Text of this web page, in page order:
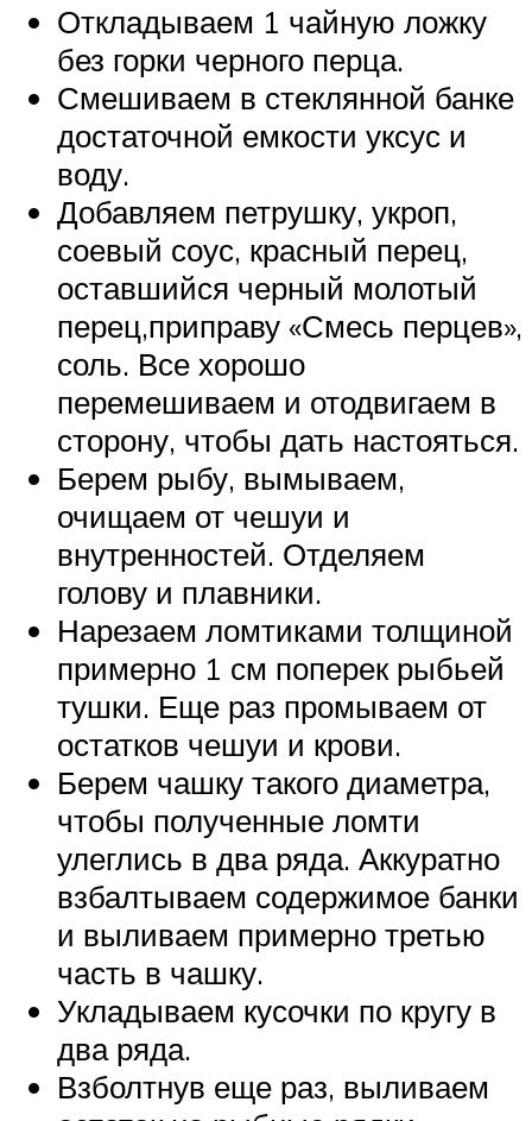
Откладываем 1 чайную ложку
без горки черного перца.
Смешиваем в стеклянной банке
достаточной емкости уксус и
воду.
Добавляем петрушку, укроп,
соевый соус, красный перец,
оставшийся черный молотый
перец,приправу «Смесь перцев»,
соль. Все хорошо
перемешиваем и отодвигаем в
сторону, чтобы дать настояться.
Берем рыбу, вымываем,
очищаем от чешуи и
внутренностей. Отделяем
голову и плавники.
Нарезаем ломтиками толщиной
примерно 1 см поперек рыбьей
тушки. Еще раз промываем от
остатков чешуи и крови.
Берем чашку такого диаметра,
чтобы полученные ломти
улеглись в два ряда. Аккуратно
взбалтываем содержимое банки
и выливаем примерно третью
часть в чашку.
Укладываем кусочки по кругу в
два ряда.
Взболтнув еще раз, выливаем